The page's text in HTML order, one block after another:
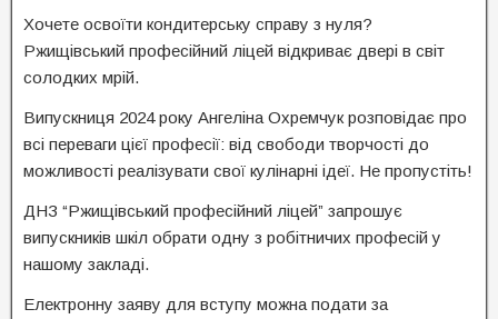
Хочете освоїти кондитерську справу з нуля?
Ржищівський професійний ліцей відкриває двері в світ
солодких мрій.
Випускниця 2024 року Ангеліна Охремчук розповідає про
всі переваги цієї професії: від свободи творчості до
можливості реалізувати свої кулінарні ідеї. Не пропустіть!
ДНЗ “Ржищівський професійний ліцей” запрошує
випускників шкіл обрати одну з робітничих професій у
нашому закладі.
Електронну заяву для вступу можна подати за